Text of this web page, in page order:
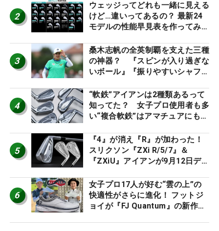
2
ウェッジってどれも一緒に見える
けど…違いってあるの？ 最新24
モデルの性能早見表を作ってみ
3
桑木志帆の全英制覇を支えた三種
の神器？ 『スピンが入り過ぎな
いボール』『振りやすいシャフ
ー』 #女子プロセッティング
4
“軟鉄”アイアンは2種類あるって
知ってた？ 女子プロ使用者も多
い“複合軟鉄”はアマチュアにもオ
5
『4』が消え『R』が加わった！
スリクソン『ZXi R/5/7』＆
『ZXiU』アイアンが9月12日デ
6
女子プロ17人が好む“雲の上”の
快適性がさらに進化！ フットジ
ョイが『FJ Quantum』の新作を